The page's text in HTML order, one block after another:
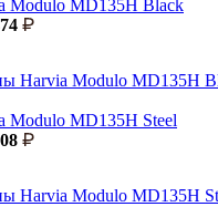
Harvia Modulo MD135H
Harvia Modulo MD135H